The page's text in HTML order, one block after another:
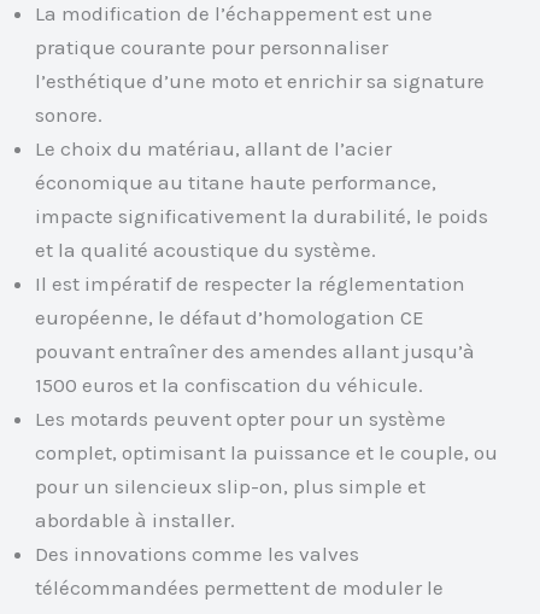
La modification de l’échappement est une
pratique courante pour personnaliser
l’esthétique d’une moto et enrichir sa signature
sonore.
Le choix du matériau, allant de l’acier
économique au titane haute performance,
impacte significativement la durabilité, le poids
et la qualité acoustique du système.
Il est impératif de respecter la réglementation
européenne, le défaut d’homologation CE
pouvant entraîner des amendes allant jusqu’à
1500 euros et la confiscation du véhicule.
Les motards peuvent opter pour un système
complet, optimisant la puissance et le couple, ou
pour un silencieux slip-on, plus simple et
abordable à installer.
Des innovations comme les valves
télécommandées permettent de moduler le